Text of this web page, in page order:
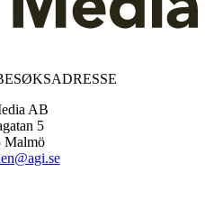
AB
5
Malmö